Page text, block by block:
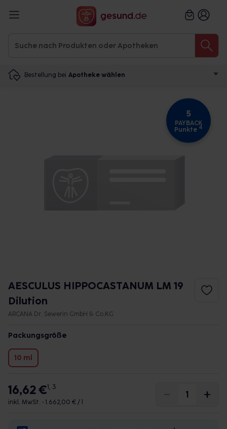
Bestellung bei Apotheke wählen
5
PAYBACK
Punkte 4
AESCULUS HIPPOCASTANUM LM 19
Dilution
ARCANA Dr. Sewerin GmbH & Co.KG
Packungsgröße
10 ml
16,62 €1, 3
inkl. MwSt. • 1.662,00 € / l